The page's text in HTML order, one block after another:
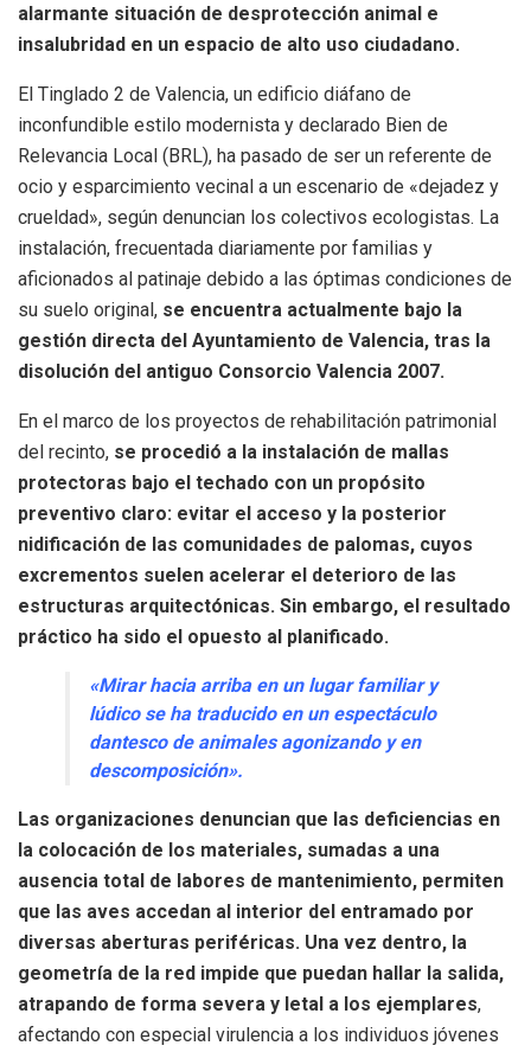
alarmante situación de desprotección animal e
insalubridad en un espacio de alto uso ciudadano.
El Tinglado 2 de Valencia, un edificio diáfano de
inconfundible estilo modernista y declarado Bien de
Relevancia Local (BRL), ha pasado de ser un referente de
ocio y esparcimiento vecinal a un escenario de «dejadez y
crueldad», según denuncian los colectivos ecologistas. La
instalación, frecuentada diariamente por familias y
aficionados al patinaje debido a las óptimas condiciones de
su suelo original, se encuentra actualmente bajo la
gestión directa del Ayuntamiento de Valencia, tras la
disolución del antiguo Consorcio Valencia 2007.
En el marco de los proyectos de rehabilitación patrimonial
del recinto, se procedió a la instalación de mallas
protectoras bajo el techado con un propósito
preventivo claro: evitar el acceso y la posterior
nidificación de las comunidades de palomas, cuyos
excrementos suelen acelerar el deterioro de las
estructuras arquitectónicas. Sin embargo, el resultado
práctico ha sido el opuesto al planificado.
«Mirar hacia arriba en un lugar familiar y
lúdico se ha traducido en un espectáculo
dantesco de animales agonizando y en
descomposición».
Las organizaciones denuncian que las deficiencias en
la colocación de los materiales, sumadas a una
ausencia total de labores de mantenimiento, permiten
que las aves accedan al interior del entramado por
diversas aberturas periféricas. Una vez dentro, la
geometría de la red impide que puedan hallar la salida,
atrapando de forma severa y letal a los ejemplares,
afectando con especial virulencia a los individuos jóvenes